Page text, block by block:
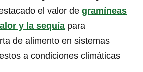
el valor de gramíneas
y la sequía para
de alimento en sistemas
a condiciones climáticas